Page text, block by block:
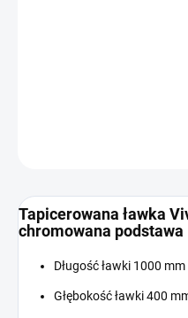
Tapicerowana ławka
chromowana podstawa
Długość ławki 1000 mm
Głębokość ławki 400